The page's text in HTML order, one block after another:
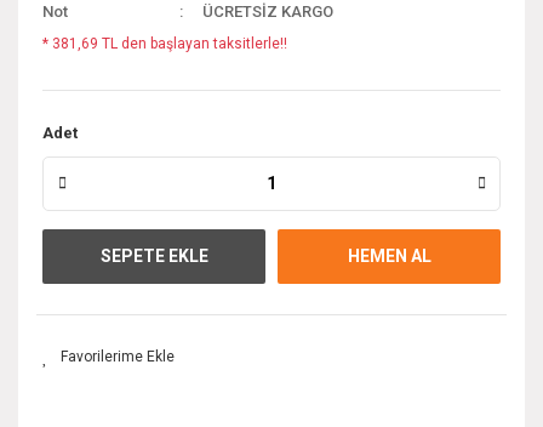
Not
ÜCRETSİZ KARGO
* 381,69 TL den başlayan taksitlerle!!
Adet
SEPETE EKLE HEMEN AL